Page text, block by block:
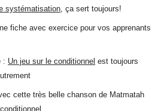
systématisation , ça sert toujours!
fiche avec exercice pour vos apprenants
: Un jeu sur le conditionnel est toujours
cette très belle chanson de Matmatah